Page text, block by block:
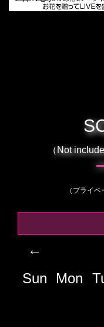
（Not
（プライ
←
Sun
Mon